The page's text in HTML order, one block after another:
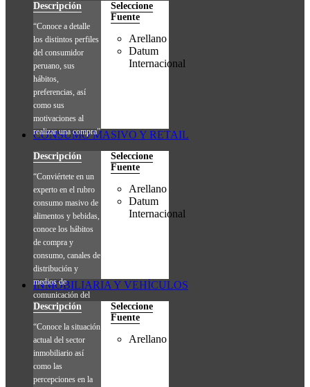
Descripción
“Conoce a detalle
los distintos perfiles
del consumidor
peruano, sus
hábitos,
preferencias, así
como sus
motivaciones al
realizar una compra”
Seleccione
Fuente
Arellano
Datum
Internacional
CONSUMO MASIVO Y RETAIL
Descripción
“Conviértete en un
experto en el rubro
consumo masivo de
alimentos y bebidas,
conoce los hábitos
de compra y
consumo, canales de
distribución y
medios de
comunicación del
consumidor final.”
Seleccione
Fuente
Arellano
Datum
Internacional
INMOBILIARIA Y VEHÍCULOS
Descripción
“Conoce la situación
actual del sector
inmobiliario así
como las
percepciones en la
Seleccione
Fuente
Arellano